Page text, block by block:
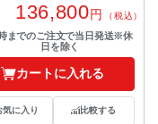
136,800円 （税込）
までのご注文で当日発送※休
日を除く
カートに入れる
気に入り 比較する